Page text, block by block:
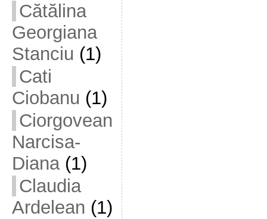
Cătălina
Georgiana
Stanciu (1)
Cati
Ciobanu (1)
Ciorgovean
Narcisa-
Diana(1)
Claudia
Ardelean (1)